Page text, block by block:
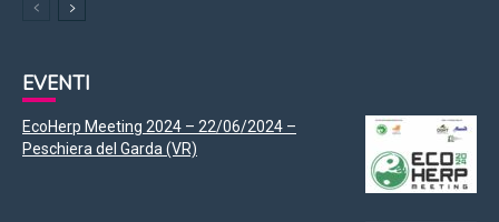
EVENTI
EcoHerp Meeting 2024 – 22/06/2024 –
Peschiera del Garda (VR)